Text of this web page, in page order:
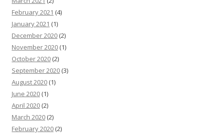
February 2021 (4)
January 2021 (1)
December 2020 (2)
November 2020 (1)
October 2020 (2)
September 2020 (3)
August 2020 (1)
June 2020 (1)
April 2020 (2)
March 2020 (2)
February 2020 (2)